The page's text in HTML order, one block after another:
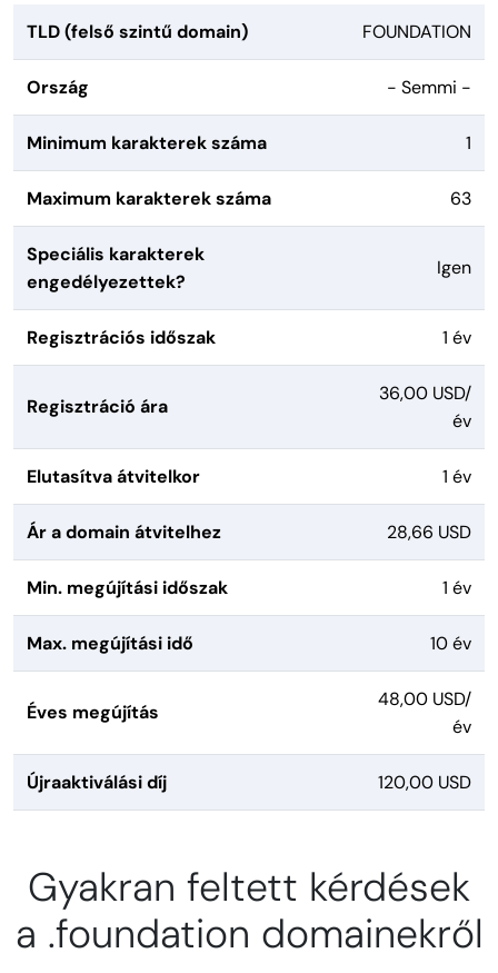
TLD (felső szintű domain) FOUNDATION
Ország - Semmi -
Minimum karakterek száma 1
Maximum karakterek száma 63
Speciális karakterek
engedélyezettek?
Igen
Regisztrációs időszak 1 év
Regisztráció ára
36,00 USD/
év
Elutasítva átvitelkor 1 év
Ár a domain átvitelhez 28,66 USD
Min. megújítási időszak 1 év
Max. megújítási idő 10 év
Éves megújítás
48,00 USD/
év
Újraaktiválási díj 120,00 USD
Gyakran feltett kérdések
a .foundation domainekről